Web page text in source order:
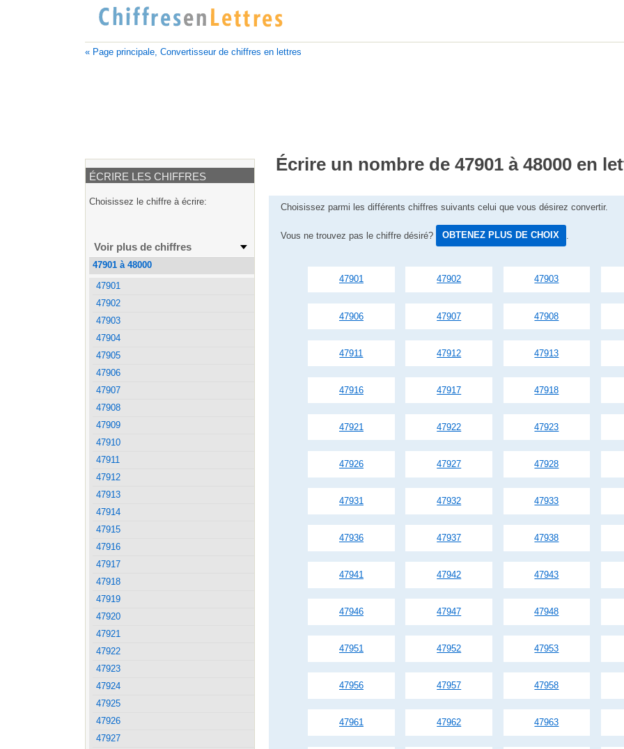
« Page principale, Convertisseur de chiffres en lettres
Écrire un nombre de 47901 à 48000 en
Choisissez parmi les différents chiffres suivants celui que vous désirez convertir.
Vous ne trouvez pas le chiffre désiré? OBTENEZ PLUS DE CHOIX
47901 47902 47903
47906 47907 47908
47911 47912 47913
47916 47917 47918
47921 47922 47923
47926 47927 47928
47931 47932 47933
47936 47937 47938
47941 47942 47943
47946 47947 47948
47951 47952 47953
47956 47957 47958
47961 47962 47963
ÉCRIRE LES CHIFFRES
Choisissez le chiffre à écrire:
Voir plus de chiffres
47901 à 48000
47901
47902
47903
47904
47905
47906
47907
47908
47909
47910
47911
47912
47913
47914
47915
47916
47917
47918
47919
47920
47921
47922
47923
47924
47925
47926
47927